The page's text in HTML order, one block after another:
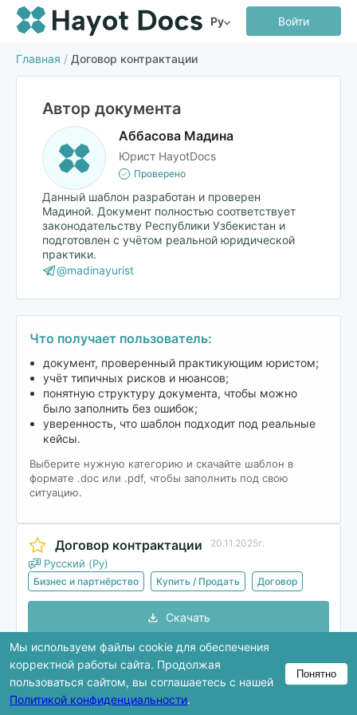
Ру Войти
Главная / Договор контрактации
Автор документа
Аббасова Мадина
Юрист HayotDocs
Проверено
Данный шаблон разработан и проверен
Мадиной. Документ полностью соответствует
законодательству Республики Узбекистан и
подготовлен с учётом реальной юридической
практики.
@madinayurist
Что получает пользователь:
документ, проверенный практикующим юристом;
учёт типичных рисков и нюансов;
понятную структуру документа, чтобы можно
было заполнить без ошибок;
уверенность, что шаблон подходит под реальные
кейсы.
Выберите нужную категорию и скачайте шаблон в
формате .doc или .pdf, чтобы заполнить под свою
ситуацию.
Договор контрактации 20.11.2025г.
Русский (Ру)
Бизнес и партнёрство Купить / Продать Договор
Скачать
В предпросмотре показана только часть
документа. Полная версия доступна после
скачивания.
Мы используем файлы cookie для обеспечения
корректной работы сайта. Продолжая
пользоваться сайтом, вы соглашаетесь с нашей
Политикой конфиденциальности.
Понятно